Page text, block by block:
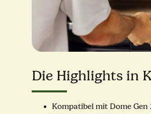
Die Highlights in
Kompatibel mit Dome Gen